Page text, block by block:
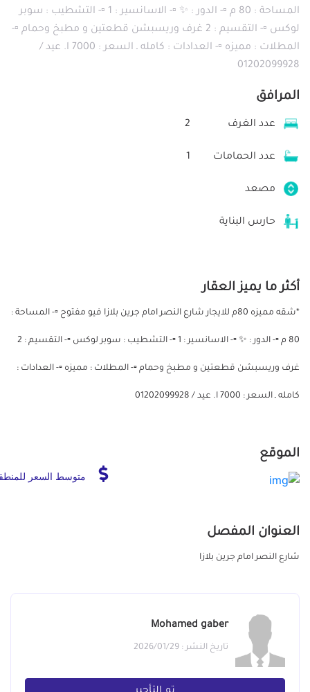
المساحة : 80 م ▫️- الدور : ✨ ▫️- الاسانسير : 1 ▫️- التشطيب : سوبر
لوكس ▫️- التقسيم : 2 غرف وريسبشن قطعتين و مطبخ وحمام ▫️-
المطلات : مميزه ▫️- العدادات : كامله ـ السعر : 7000 ا. عيد /
01202099928
المرافق
عدد الغرف 2
عدد الحمامات 1
مصعد
حارس البناية
أكثر ما يميز العقار
*شقه مميزه 80م للايجار شارع النصر امام جرين بلازا فيو مفتوح ▫️- المساحة :
80 م ▫️- الدور : ✨ ▫️- الاسانسير : 1 ▫️- التشطيب : سوبر لوكس ▫️- التقسيم : 2
غرف وريسبشن قطعتين و مطبخ وحمام ▫️- المطلات : مميزه ▫️- العدادات :
كامله ـ السعر : 7000 ا. عيد / 01202099928
الموقع
متوسط السعر
العنوان المفصل
شارع النصر امام جرين بلازا
Mohamed gaber
تاريخ النشر : 2026/01/29